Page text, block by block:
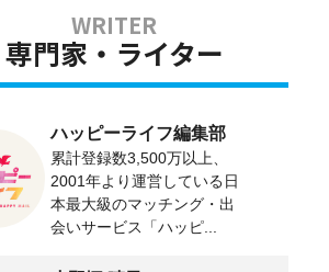
専門家・ライター
ハッピーライフ編集部
累計登録数3,500万以上、
2001年より運営している日
本最大級のマッチング・出
会いサービス「ハッピ...